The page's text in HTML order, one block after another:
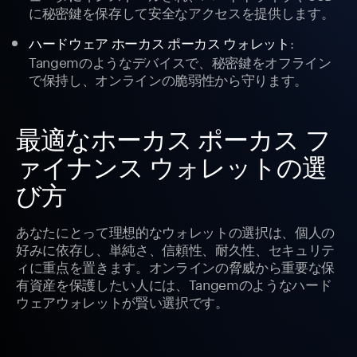
に秘密鍵を保存して安全なアクセスを提供します。
ハードウェア ホーカス ポーカス ウォレット :
Tangemのようなデバイスで、秘密鍵をオフライン
で保持し、オンラインの脆弱性から守ります。
最適なホーカス ポーカス フ
ァイナンス ウォレットの選
び方
あなたにとって理想的なウォレットの選択は、個人の
好みに依存し、単純さ、信頼性、耐久性、セキュリテ
ィに重点を置きます。オンラインの脅威から重要な保
有資産を保護したい人には、Tangemのようなハード
ウェアウォレットが賢い選択です。